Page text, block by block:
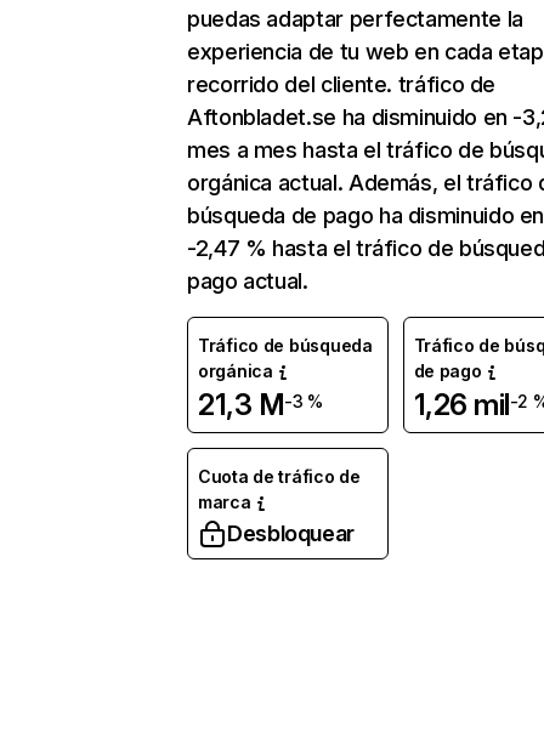
puedas adaptar perfectamente la
experiencia de tu web en cada
recorrido del cliente. tráfico de
Aftonbladet.se ha disminuido en -
mes a mes hasta el tráfico de
orgánica actual. Además, el tráfico
búsqueda de pago ha disminuido en
-2,47 % hasta el tráfico de
pago actual.
Tráfico de búsqueda
orgánica
21,3 M-3 %
Tráfico de
de pago
1,26 mil-2
Cuota de tráfico de
marca
Desbloquear